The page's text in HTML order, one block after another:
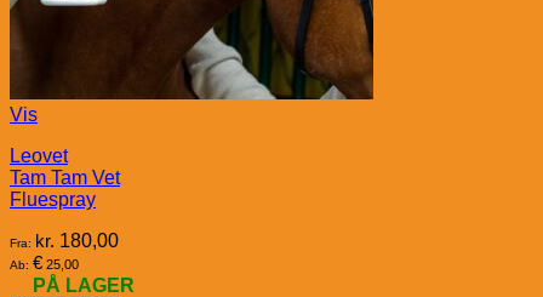
Vis
Leovet
Tam Tam Vet
Fluespray
Fra: kr. 180,00
Ab: € 25,00
PÅ LAGER